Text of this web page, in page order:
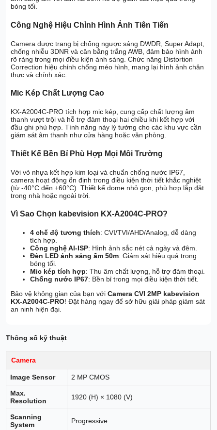
bóng tối.
Công Nghệ Hiệu Chỉnh Hình Ảnh Tiên Tiến
Camera được trang bị chống ngược sáng DWDR, Super Adapt,
chống nhiễu 3DNR và cân bằng trắng AWB, đảm bảo hình ảnh
rõ ràng trong mọi điều kiện ánh sáng. Chức năng Distortion
Correction hiệu chỉnh chống méo hình, mang lại hình ảnh chân
thực và chính xác.
Mic Kép Chất Lượng Cao
KX-A2004C-PRO tích hợp mic kép, cung cấp chất lượng âm
thanh vượt trội và hỗ trợ đàm thoại hai chiều khi kết hợp với
đầu ghi phù hợp. Tính năng này lý tưởng cho các khu vực cần
giám sát âm thanh như cửa hàng hoặc văn phòng.
Thiết Kế Bền Bỉ Phù Hợp Mọi Môi Trường
Với vỏ nhựa kết hợp kim loại và chuẩn chống nước IP67,
camera hoạt động ổn định trong điều kiện thời tiết khắc nghiệt
(từ -40°C đến +60°C). Thiết kế dome nhỏ gọn, phù hợp lắp đặt
trong nhà hoặc ngoài trời.
Vì Sao Chọn kabevision KX-A2004C-PRO?
4 chế độ tương thích: CVI/TVI/AHD/Analog, dễ dàng
tích hợp.
Công nghệ AI-ISP: Hình ảnh sắc nét cả ngày và đêm.
Đèn LED ánh sáng ấm 50m: Giám sát hiệu quả trong
bóng tối.
Mic kép tích hợp: Thu âm chất lượng, hỗ trợ đàm thoại.
Chống nước IP67: Bền bỉ trong mọi điều kiện thời tiết.
Bảo vệ không gian của bạn vớiCamera CVI 2MP kabevision
KX-A2004C-PRO! Đặt hàng ngay để sở hữu giải pháp giám sát
an ninh hiện đại.
Thông số kỹ thuật
Camera
Image Sensor 2 MP CMOS
Max.
Resolution
1920 (H) × 1080 (V)
Scanning
System
Progressive